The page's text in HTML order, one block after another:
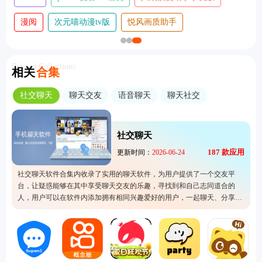
漫阅 次元喵动漫tv版 悦风画质助手
相关合集
Related Collections
社交聊天 聊天交友 语音聊天 聊天社交
社交聊天
更新时间： 2026-06-24 187 款应用
社交聊天软件合集内收录了实用的聊天软件，为用户提供了一个交友平
台，让疑惑能够在其中享受聊天交友的乐趣，寻找到和自己志同道合的
人，用户可以在软件内添加拥有相同兴趣爱好的用户，一起聊天、分享等
等。这类软件都可以帮助用户轻松打开社交圈，结交有趣的灵魂。